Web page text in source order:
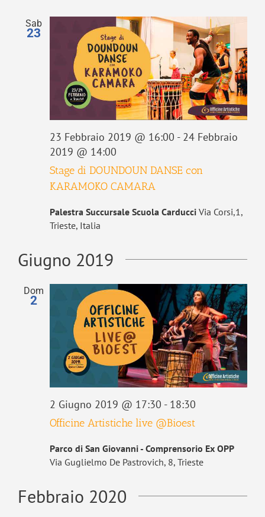
viste
Sab
23
23 Febbraio 2019 @ 16:00 - 24 Febbraio
2019 @ 14:00
Stage di DOUNDOUN DANSE con
KARAMOKO CAMARA
Palestra Succursale Scuola Carducci Via Corsi,1,
Trieste, Italia
Giugno 2019
Dom
2
2 Giugno 2019 @ 17:30 - 18:30
Officine Artistiche live @Bioest
Parco di San Giovanni - Comprensorio Ex OPP
Via Guglielmo De Pastrovich, 8, Trieste
Febbraio 2020